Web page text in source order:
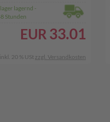
lagernd -
Stunden
EUR 33.01
inkl. 20 % USt zzgl. Versandkosten